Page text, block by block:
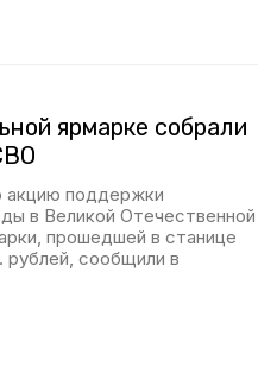
ярмарке собрали
акцию поддержки
в Великой Отечественной
прошедшей в станице
рублей, сообщили в